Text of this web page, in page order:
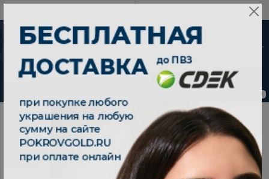
0
Главная Каталог Серьги
Серьги пусеты серебряные 925 с фианитами 6001787-00775
СЕРЬГИ ПУСЕТЫ СЕРЕБРЯНЫЕ 925 С ФИАНИТАМИ
от 15 дней с
момента оплаты